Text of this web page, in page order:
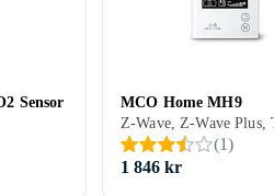
Sensor MCO Home MH9
(1)
1 846 kr